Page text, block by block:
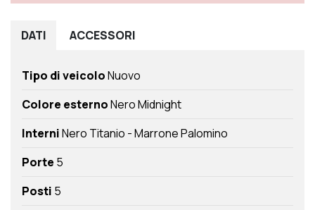
DATI ACCESSORI
Tipo di veicoloNuovo
Colore esternoNero Midnight
InterniNero Titanio - Marrone Palomino
Porte 5
Posti 5